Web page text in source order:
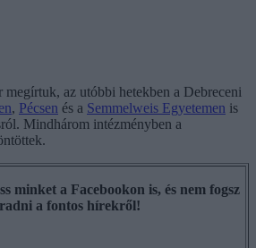
megírtuk, az utóbbi hetekben a Debreceni
, Pécsen és a Semmelweis Egyetemen is
Mindhárom intézményben a
minket a Facebookon is, és nem fogsz
a fontos hírekről!